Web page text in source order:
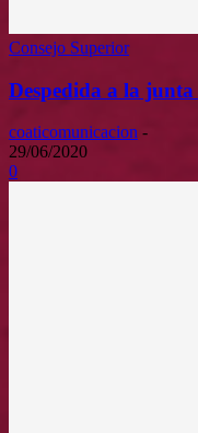
Consejo Superior
Despedida a la
coaticomunicacion -
29/06/2020
0